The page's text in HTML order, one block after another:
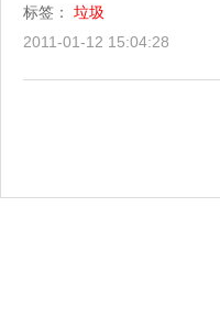
标签： 垃圾
2011-01-12 15:04:28